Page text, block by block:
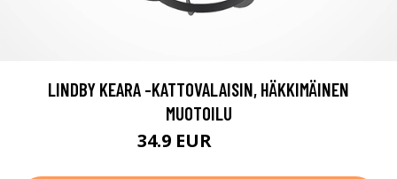
LINDBY KEARA -KATTOVALAISIN, HÄKKIMÄINEN
MUOTOILU
34.9 EUR